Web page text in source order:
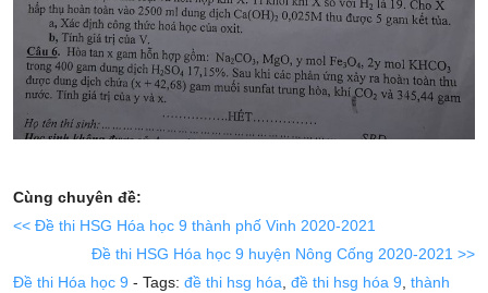
Cùng chuyên đề:
<< Đề thi HSG Hóa học 9 thành phố Vinh 2020-2021
Đề thi HSG Hóa học 9 huyện Nông Cống 2020-2021 >>
Đề thi Hóa học 9 - Tags: đề thi hsg hóa, đề thi hsg hóa 9, thành